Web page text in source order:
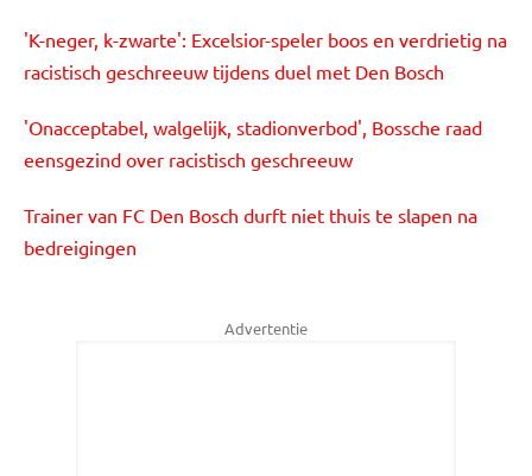
'K-neger, k-zwarte': Excelsior-speler boos en verdrietig na
racistisch geschreeuw tijdens duel met Den Bosch
'Onacceptabel, walgelijk, stadionverbod', Bossche raad
eensgezind over racistisch geschreeuw
Trainer van FC Den Bosch durft niet thuis te slapen na
bedreigingen
Advertentie